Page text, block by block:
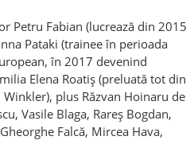
Petru Fabian (lucrează din 2015
Pataki (trainee în perioada
în 2017 devenind
Elena Roatiș (preluată tot din
plus Răzvan Hoinaru de
Vasile Blaga, Rareș Bogdan,
Falcă, Mircea Hava,